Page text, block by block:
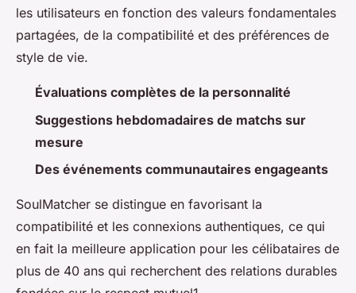
les utilisateurs en fonction des valeurs fondamentales
partagées, de la compatibilité et des préférences de
style de vie.
Évaluations complètes de la personnalité
Suggestions hebdomadaires de matchs sur
mesure
Des événements communautaires engageants
SoulMatcher se distingue en favorisant la
compatibilité et les connexions authentiques, ce qui
en fait la meilleure application pour les célibataires de
plus de 40 ans qui recherchent des relations durables